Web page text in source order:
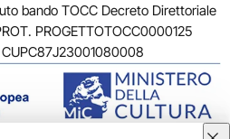
bando TOCC Decreto Direttoriale
PROGETTOTOCC0000125